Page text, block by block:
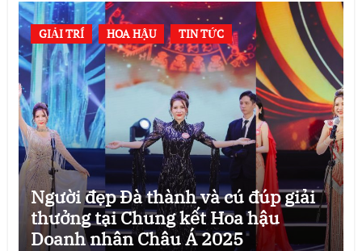
GIẢI TRÍ HOA HẬU TIN TỨC
Người đẹp Đà thành và cú đúp giải
thưởng tại Chung kết Hoa hậu
Doanh nhân Châu Á 2025